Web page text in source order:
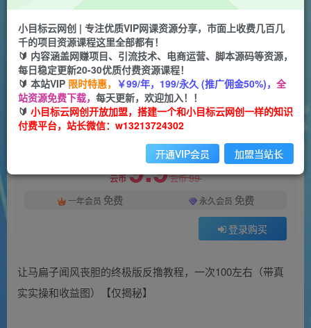
让马扁子闻风丧胆的终极版反撸教程，一次100左
右（带真实实操和收益图）【仅揭秘】
一个小目标云网创
2年前发布
关注 私信
1034 143
此内容为付费阅读，请付费后查看
云币9.9云币99
一年会员 免费 永久会员 免费
登录购买
付费阅读
让马扁子闻风丧胆的终极版反撸教程，一次100左右（带真
实实操和收益图）【仅揭秘】
小目标云网创 | 专注优质VIP网课资源分享，市面上收费几百几
千的项目资源课程这里全部都有！
🔰 内容涵盖网赚项目、引流技术、电商运营、脚本源码等资源，
每日稳定更新20-30优质付费资源课程！
🔰 本站VIP 限时特惠， ￥99/年，199/永久 (推广佣金50%)， 全
站资源免费下载， 每天更新，欢迎加入！！
🔰 小目标云网创开放加盟，搭建一个和小目标云网创一样的知识
付费平台，站长微信：w13213724302
开通VIP会员 加盟当站长